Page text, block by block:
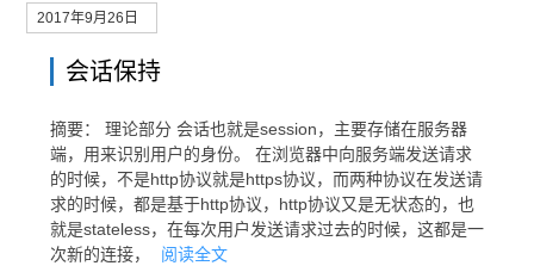
2017年9月26日
会话保持
摘要： 理论部分 会话也就是session，主要存储在服务器
端，用来识别用户的身份。 在浏览器中向服务端发送请求
的时候，不是http协议就是https协议，而两种协议在发送请
求的时候，都是基于http协议，http协议又是无状态的，也
就是stateless，在每次用户发送请求过去的时候，这都是一
次新的连接，
阅读全文